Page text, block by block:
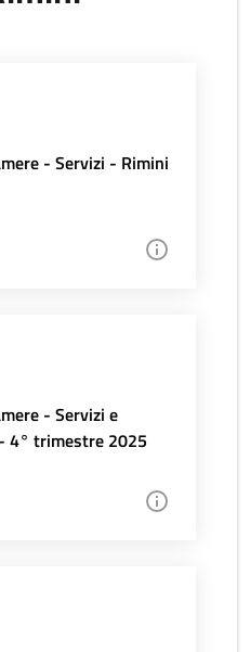
- Servizi - Rimini
- Servizi e
4° trimestre 2025